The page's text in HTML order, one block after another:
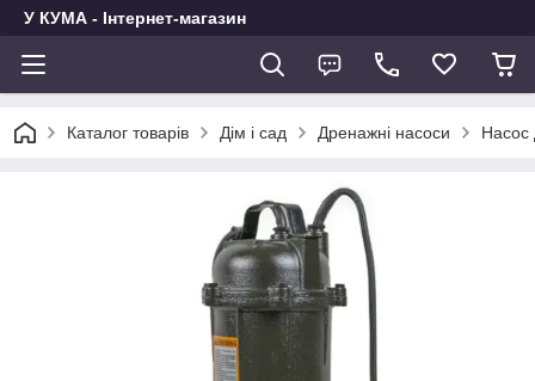
У КУМА - Інтернет-магазин
Каталог товарів Дім і сад Дренажні насоси Насос